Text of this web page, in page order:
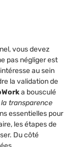
vous devez
pas négliger est
au sein
la validation de
a bousculé
la transparence
essentielles pour
les étapes de
Du côté